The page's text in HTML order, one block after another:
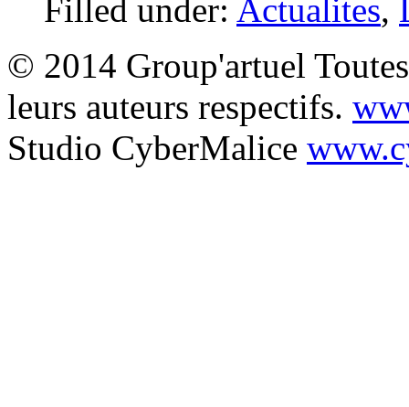
Filled under: Actualites,
© 2014 Group'artuel
leurs auteurs respectifs.
Studio CyberMalice